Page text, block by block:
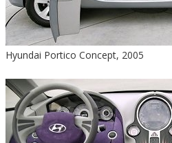
Hyundai Portico Concept, 2005